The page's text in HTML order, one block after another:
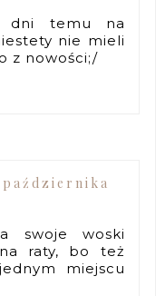
dni temu na
nie mieli
z nowości;/
października
swoje woski
raty, bo też
miejscu